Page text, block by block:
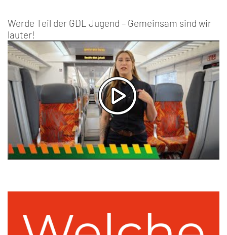
Werde Teil der GDL Jugend – Gemeinsam sind wir
lauter!